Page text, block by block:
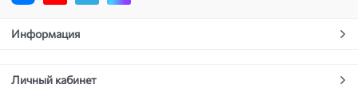
Информация
Личный кабинет